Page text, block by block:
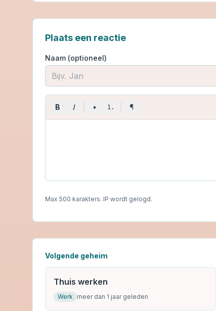
Plaats een reactie
Naam (optioneel)
B I • 1. ¶
Max 500 karakters. IP wordt gelogd.
Volgende geheim
Thuis werken
Werk meer dan 1 jaar geleden